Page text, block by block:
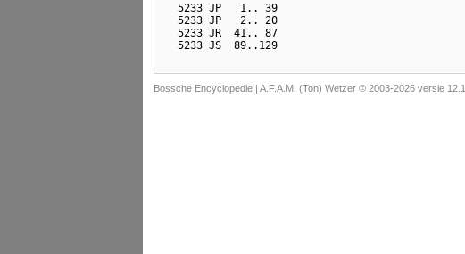
  5233 JP   1.. 39
  5233 JP   2.. 20
  5233 JR  41.. 87
Bossche Encyclopedie | A.F.A.M. (Ton) Wetzer © 2003-2026 versie 12.1